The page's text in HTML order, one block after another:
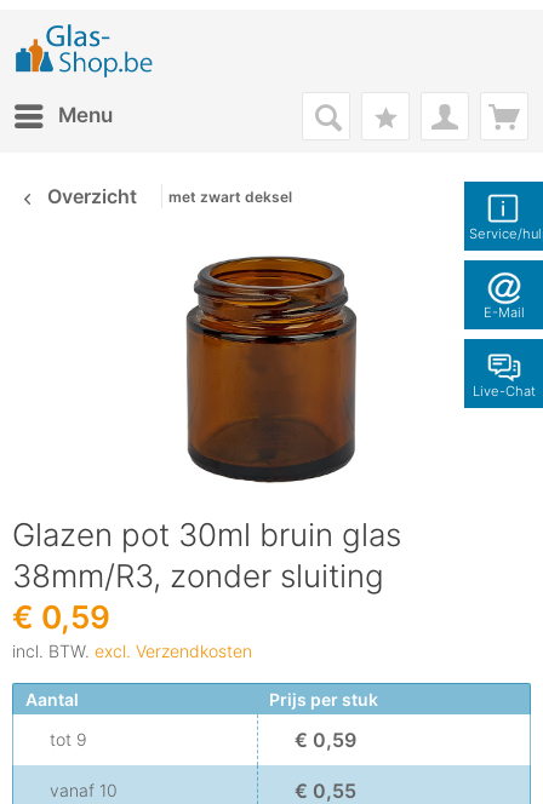
Service/
E-Mail
Live-Chat
Menu
Overzicht met zwart deksel
Glazen pot 30ml bruin glas
38mm/R3, zonder sluiting
€ 0,59
incl. BTW. excl. Verzendkosten
Aantal
Prijs per stuk
tot 9 € 0,59
vanaf 10 € 0,55